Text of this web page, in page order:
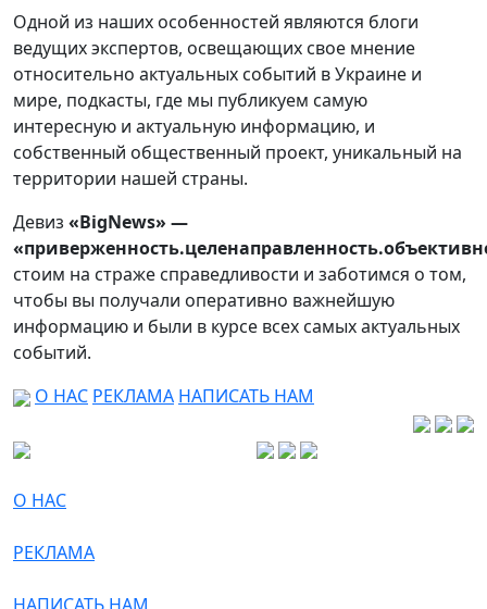
Одной из наших особенностей являются блоги
ведущих экспертов, освещающих свое мнение
относительно актуальных событий в Украине и
мире, подкасты, где мы публикуем самую
интересную и актуальную информацию, и
собственный общественный проект, уникальный на
территории нашей страны.
Девиз «BigNews» —
стоим на страже справедливости и заботимся о том,
чтобы вы получали оперативно важнейшую
информацию и были в курсе всех самых актуальных
событий.
О НАС РЕКЛАМА НАПИСАТЬ НАМ
О НАС
РЕКЛАМА